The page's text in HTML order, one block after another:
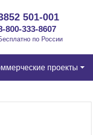
501-001
800-333-8607
по России
проекты